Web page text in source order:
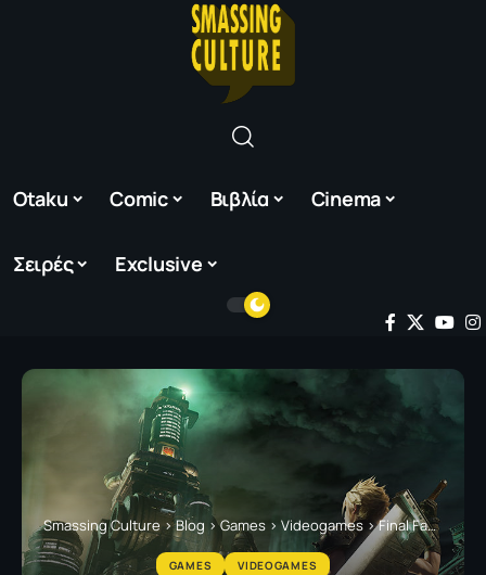
Otaku Comic Βιβλία Cinema
Σειρές Exclusive
Smassing Culture >Blog >Games > Videogames>Final Fantasy VII – Πιο επίκαιρο από ποτέ
GAMES VIDEOGAMES